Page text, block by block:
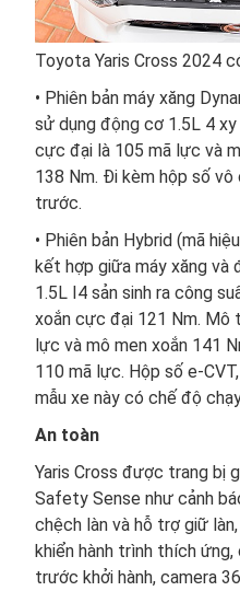
Toyota Yaris Cross 2024
• Phiên bản máy xăng
sử dụng động cơ 1.5L 4
cực đại là 105 mã lực và
138 Nm. Đi kèm hộp số vô
trước.
• Phiên bản Hybrid (mã
kết hợp giữa máy xăng và
1.5L I4 sản sinh ra công
xoắn cực đại 121 Nm. Mô
lực và mô men xoắn 141
110 mã lực. Hộp số e-
mẫu xe này có chế độ
An toàn
Yaris Cross được trang bị
Safety Sense như cảnh
chệch làn và hỗ trợ giữ
khiển hành trình thích
trước khởi hành, camera